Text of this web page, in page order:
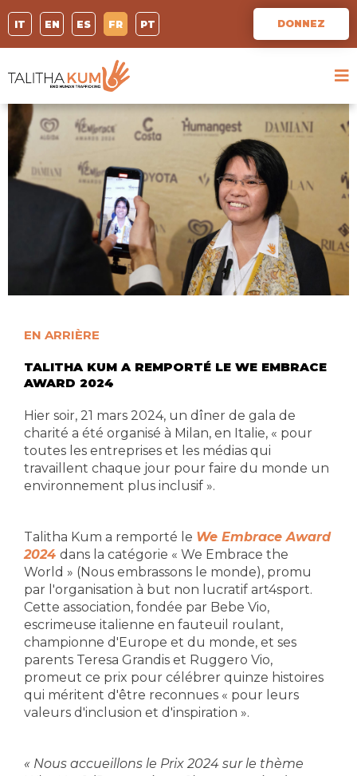
IT EN ES FR PT DONNEZ
EN ARRIÈRE
TALITHA KUM A REMPORTÉ LE WE EMBRACE
AWARD 2024
Hier soir, 21 mars 2024, un dîner de gala de
charité a été organisé à Milan, en Italie, « pour
toutes les entreprises et les médias qui
travaillent chaque jour pour faire du monde un
environnement plus inclusif ».
Talitha Kum a remporté le We Embrace Award
2024 dans la catégorie « We Embrace the
World » (Nous embrassons le monde), promu
par l'organisation à but non lucratif art4sport.
Cette association, fondée par Bebe Vio,
escrimeuse italienne en fauteuil roulant,
championne d'Europe et du monde, et ses
parents Teresa Grandis et Ruggero Vio,
promeut ce prix pour célébrer quinze histoires
qui méritent d'être reconnues « pour leurs
valeurs d'inclusion et d'inspiration ».
« Nous accueillons le Prix 2024 sur le thème